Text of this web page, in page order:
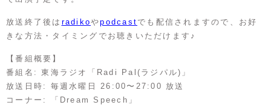
放送終了後は radikoやpodcast でも配信されますので、お好
きな方法・タイミングでお聴きいただけます♪
【番組概要】
番組名: 東海ラジオ「Radi Pal(ラジパル)」
放送日時: 毎週水曜日 26:00〜27:00 放送
コーナー: 「Dream Speech」